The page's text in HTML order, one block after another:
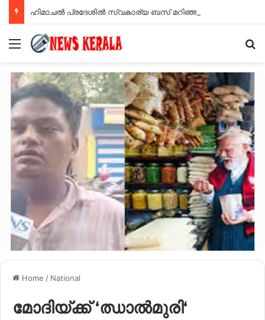
Menu
Home / National
മോദിയ്ക്ക് ‘ഝാൽമുരി‘